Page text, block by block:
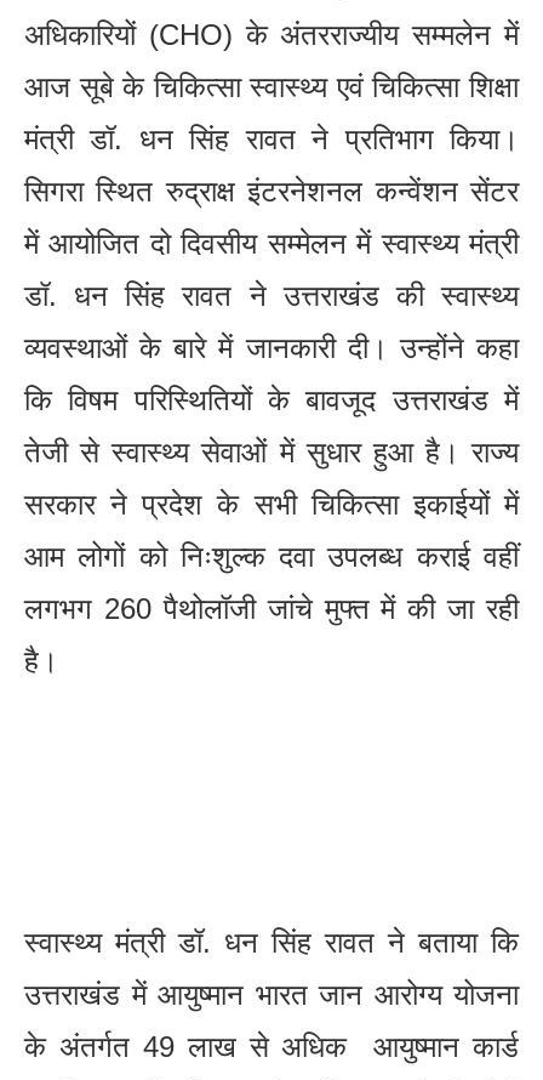
अधिकारियों (CHO) के अंतरराज्यीय सम्मलेन में
आज सूबे के चिकित्सा स्वास्थ्य एवं चिकित्सा शिक्षा
मंत्री डॉ. धन सिंह रावत ने प्रतिभाग किया।
सिगरा स्थित रुद्राक्ष इंटरनेशनल कन्वेंशन सेंटर
में आयोजित दो दिवसीय सम्मेलन में स्वास्थ्य मंत्री
डॉ. धन सिंह रावत ने उत्तराखंड की स्वास्थ्य
व्यवस्थाओं के बारे में जानकारी दी। उन्होंने कहा
कि विषम परिस्थितियों के बावजूद उत्तराखंड में
तेजी से स्वास्थ्य सेवाओं में सुधार हुआ है। राज्य
सरकार ने प्रदेश के सभी चिकित्सा इकाईयों में
आम लोगों को निःशुल्क दवा उपलब्ध कराई वहीं
लगभग 260 पैथोलॉजी जांचे मुफ्त में की जा रही
है।
स्वास्थ्य मंत्री डॉ. धन सिंह रावत ने बताया कि
उत्तराखंड में आयुष्मान भारत जान आरोग्य योजना
के अंतर्गत 49 लाख से अधिक आयुष्मान कार्ड